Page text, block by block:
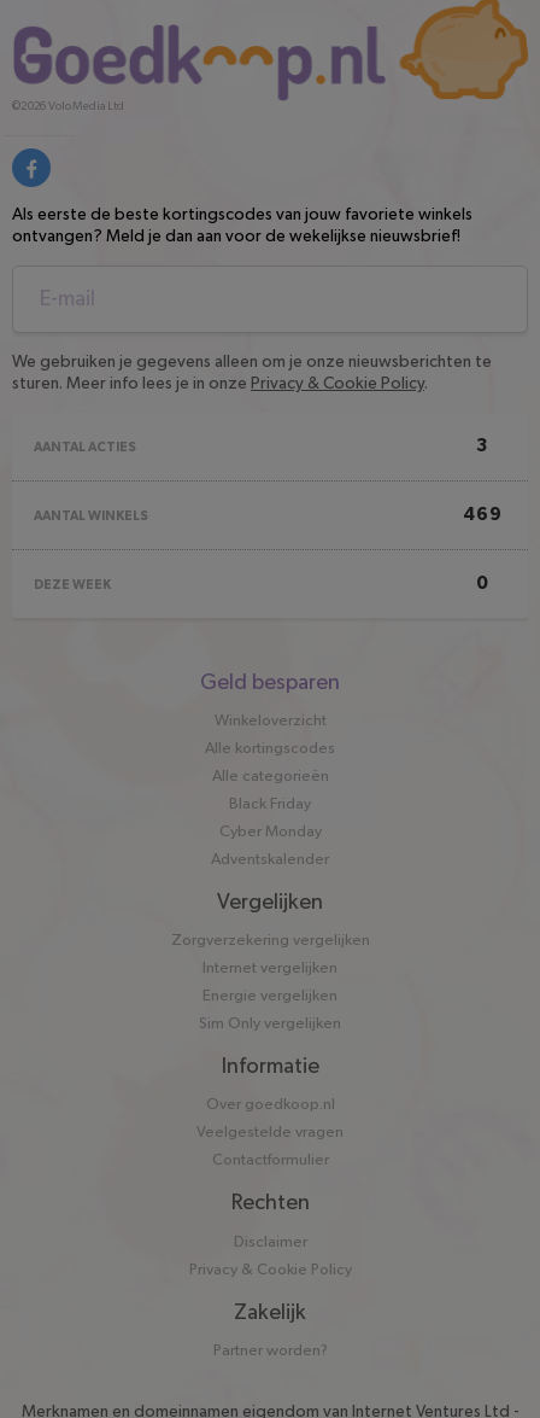
©2026Volo Media Ltd
Als eerste de beste kortingscodes van jouw favoriete winkels
ontvangen? Meld je dan aan voor de wekelijkse nieuwsbrief!
We gebruiken je gegevens alleen om je onze nieuwsberichten te
sturen. Meer info lees je in onze Privacy & Cookie Policy.
AANTAL ACTIES 3
AANTAL WINKELS 469
DEZE WEEK 0
Geld besparen
Winkeloverzicht
Alle kortingscodes
Alle categorieën
Black Friday
Cyber Monday
Adventskalender
Vergelijken
Zorgverzekering vergelijken
Internet vergelijken
Energie vergelijken
Sim Only vergelijken
Informatie
Over goedkoop.nl
Veelgestelde vragen
Contactformulier
Rechten
Disclaimer
Privacy & Cookie Policy
Zakelijk
Partner worden?
Merknamen en domeinnamen eigendom van Internet Ventures Ltd -